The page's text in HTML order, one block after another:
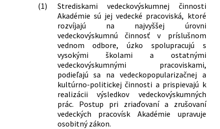
(1)
Strediskami vedeckovýskumnej činnosti
Akadémie sú jej vedecké pracoviská, ktoré
rozvíjajú na najvyššej úrovni
vedeckovýskumnú činnosť v príslušnom
vednom odbore, úzko spolupracujú s
vysokými školami a ostatnými
vedeckovýskumnými pracoviskami,
podieľajú sa na vedeckopopularizačnej a
kultúrno-politickej činnosti a prispievajú k
realizácii výsledkov vedeckovýskumných
prác. Postup pri zriaďovaní a zrušovaní
vedeckých pracovísk Akadémie upravuje
osobitný zákon.